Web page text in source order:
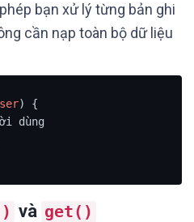
bạn xử lý từng bản ghi
cần nạp toàn bộ dữ liệu
) {
dùng
và get()